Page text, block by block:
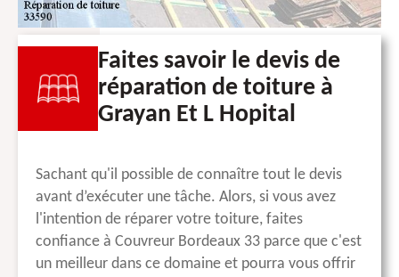
Faites savoir le devis de
réparation de toiture à
Grayan Et L Hopital
Sachant qu'il possible de connaître tout le devis
avant d’exécuter une tâche. Alors, si vous avez
l'intention de réparer votre toiture, faites
confiance à Couvreur Bordeaux 33 parce que c'est
un meilleur dans ce domaine et pourra vous offrir